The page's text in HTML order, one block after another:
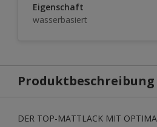
Eigenschaft
wasserbasiert
Produktbeschreibung
DER TOP-MATTLACK MIT